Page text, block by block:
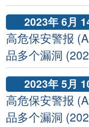
2023年 6月
高危保安警报
品多个漏洞
2023年 5月
高危保安警报
品多个漏洞